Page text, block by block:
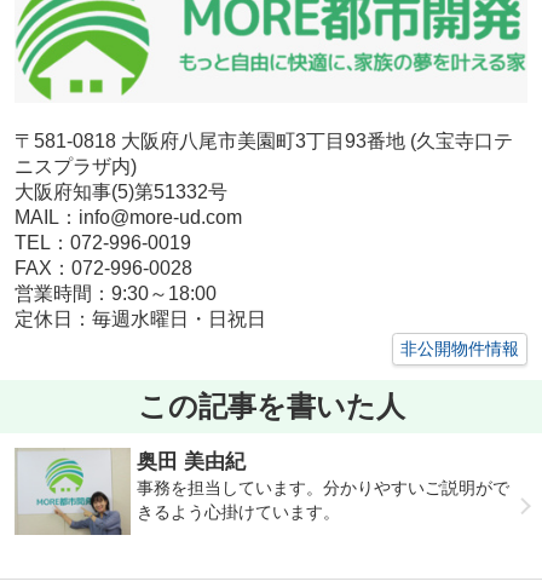
〒581-0818 大阪府八尾市美園町3丁目93番地 (久宝寺口テ
ニスプラザ内)
大阪府知事(5)第51332号
MAIL：info@more-ud.com
TEL：072-996-0019
FAX：072-996-0028
営業時間：9:30～18:00
定休日：毎週水曜日・日祝日
非公開物件情報
この記事を書いた人
奥田 美由紀
事務を担当しています。分かりやすいご説明がで
きるよう心掛けています。